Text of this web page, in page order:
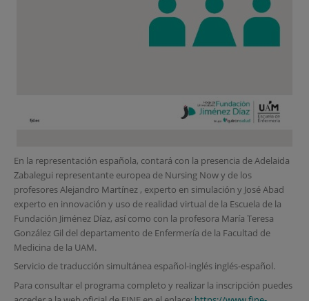
En la representación española, contará con la presencia de Adelaida
Zabalegui representante europea de Nursing Now y de los
profesores Alejandro Martínez , experto en simulación y José Abad
experto en innovación y uso de realidad virtual de la Escuela de la
Fundación Jiménez Díaz, así como con la profesora María Teresa
González Gil del departamento de Enfermería de la Facultad de
Medicina de la UAM.
Servicio de traducción simultánea español-inglés inglés-español.
Para consultar el programa completo y realizar la inscripción puedes